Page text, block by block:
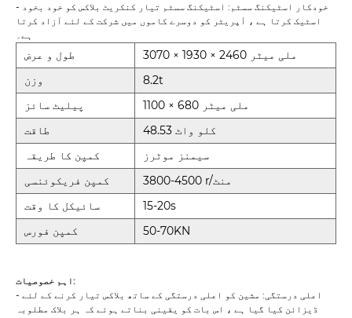
- خودکار اسٹیکنگ سسٹم: اسٹیکنگ سسٹم تیار کنکریٹ بلاکس کو خود بخود
اسٹیک کرتا ہے ، آپریٹر کو دوسرے کاموں میں شرکت کے لئے آزاد کرتا
ہے۔
طول و عرض
3070 × 1930 × 2460 ملی میٹر
وزن
8.2t
پیلیٹ سائز
1100 × 680 ملی میٹر
طاقت
48.53 کلو واٹ
کمپن کا طریقہ
سیمنز موٹرز
کمپن فریکوئنسی
3800-4500 r/منٹ
سائیکل کا وقت
15-20s
کمپن فورس
50-70KN
اہم خصوصیات:
- اعلی درستگی: مشین کو اعلی درستگی کے ساتھ بلاکس تیار کرنے کے لئے
ڈیزائن کیا گیا ہے ، اس بات کو یقینی بناتے ہوئے کہ ہر بلاک مطلوبہ